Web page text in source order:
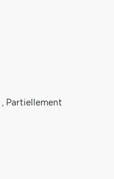
, Partiellement